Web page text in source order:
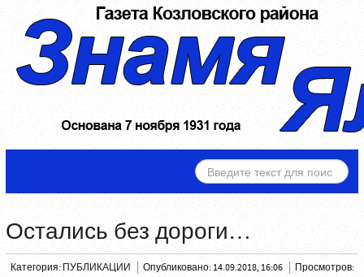
ИСКАТЬ...
Остались без дороги…
Категория: ПУБЛИКАЦИИ Опубликовано: 14.09.2018, 16:06
Просмотров: